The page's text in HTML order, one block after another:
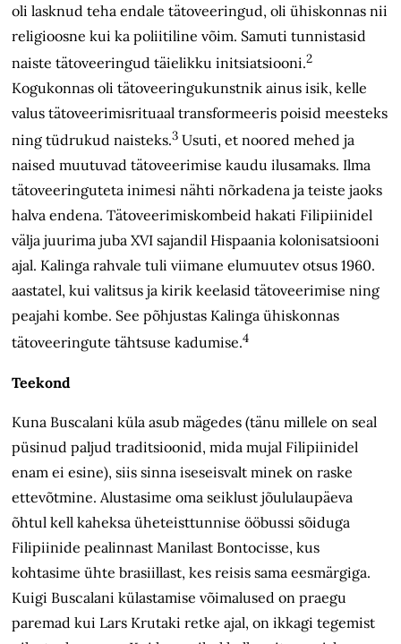
oli lasknud teha endale tätoveeringud, oli ühiskonnas nii
religioosne kui ka poliitiline võim. Samuti tunnistasid
naiste tätoveeringud täielikku initsiatsiooni.2
Kogukonnas oli tätoveeringukunstnik ainus isik, kelle
valus tätoveerimisrituaal transformeeris poisid meesteks
ning tüdrukud naisteks.3 Usuti, et noored mehed ja
naised muutuvad tätoveerimise kaudu ilusamaks. Ilma
tätoveeringuteta inimesi nähti nõrkadena ja teiste jaoks
halva endena. Tätoveerimiskombeid hakati Filipiinidel
välja juurima juba XVI sajandil Hispaania kolonisatsiooni
ajal. Kalinga rahvale tuli viimane elumuutev otsus 1960.
aastatel, kui valitsus ja kirik keelasid tätoveerimise ning
peajahi kombe. See põhjustas Kalinga ühiskonnas
tätoveeringute tähtsuse kadumise.4
Teekond
Kuna Buscalani küla asub mägedes (tänu millele on seal
püsinud paljud traditsioonid, mida mujal Filipiinidel
enam ei esine), siis sinna iseseisvalt minek on raske
ettevõtmine. Alustasime oma seiklust jõululaupäeva
õhtul kell kaheksa üheteisttunnise ööbussi sõiduga
Filipiinide pealinnast Manilast Bontocisse, kus
kohtasime ühte brasiillast, kes reisis sama eesmärgiga.
Kuigi Buscalani külastamise võimalused on praegu
paremad kui Lars Krutaki retke ajal, on ikkagi tegemist